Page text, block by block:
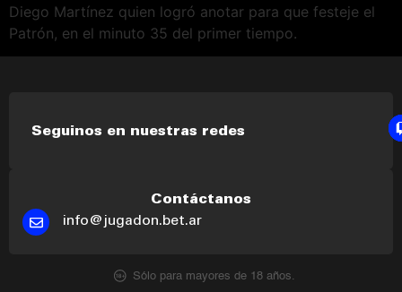
Diego Martínez quien logró anotar para que festeje el
Patrón, en el minuto 35 del primer tiempo.
Seguinos en nuestras redes
Contáctanos
info@jugadon.bet.ar
Sólo para mayores de 18 años.